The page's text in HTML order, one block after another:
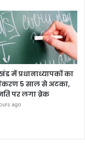
में प्रधानाध्यापकों का
5 साल से अटका,
पर लगा ब्रेक
ago